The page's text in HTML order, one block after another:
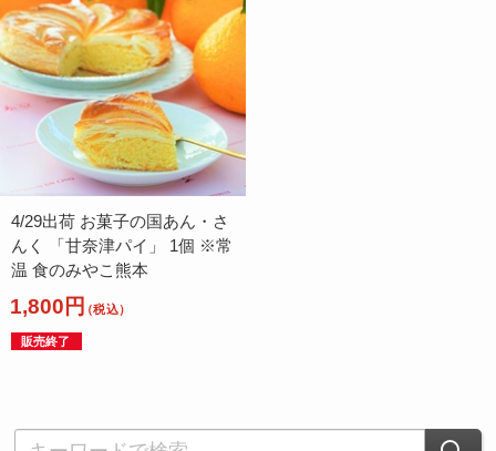
4/29出荷 お菓子の国あん・さ
んく 「甘奈津パイ」 1個 ※常
温 食のみやこ熊本
1,800円（税込）
販売終了